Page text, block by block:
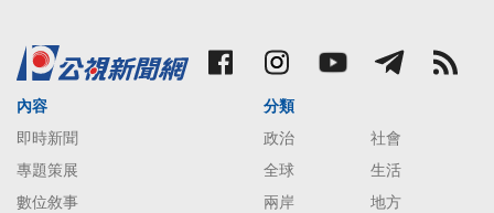
內容
即時新聞
專題策展
數位敘事
分類
政治
社會
全球
生活
兩岸
地方